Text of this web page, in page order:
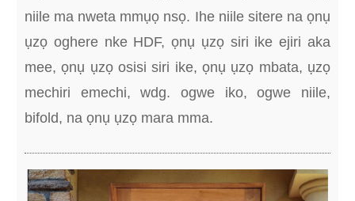
niile ma nweta mmụọ nsọ. Ihe niile sitere na ọnụ
ụzọ oghere nke HDF, ọnụ ụzọ siri ike ejiri aka
mee, ọnụ ụzọ osisi siri ike, ọnụ ụzọ mbata, ụzọ
mechiri emechi, wdg. ogwe iko, ogwe niile,
bifold, na ọnụ ụzọ mara mma.